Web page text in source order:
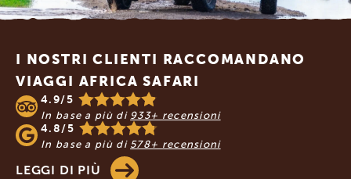
Footer
I NOSTRI CLIENTI RACCOMANDANO
VIAGGI AFRICA SAFARI
4.9/5
In base a più di 933+ recensioni
4.8/5
In base a più di 578+ recensioni
LEGGI DI PIÙ